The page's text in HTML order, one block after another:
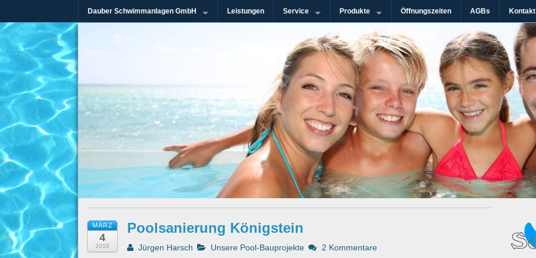
Dauber Schwimmanlagen GmbH Leistungen Service Produkte Öffnungszeiten AGBs Kontakt
Dauber Schwimmanlagen GmbH
MÄRZ
4
2018
Poolsanierung Königstein
Jürgen Harsch Unsere Pool-Bauprojekte 2 Kommentare